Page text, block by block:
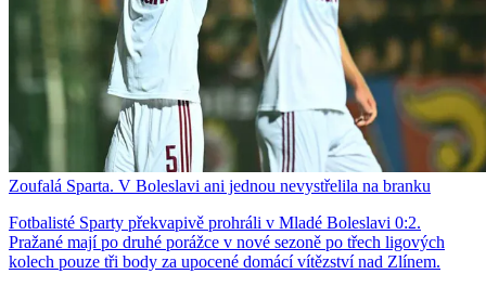
Zoufalá Sparta. V Boleslavi ani jednou nevystřelila na branku
Fotbalisté Sparty překvapivě prohráli v Mladé Boleslavi 0:2.
Pražané mají po druhé porážce v nové sezoně po třech ligových
kolech pouze tři body za upocené domácí vítězství nad Zlínem.